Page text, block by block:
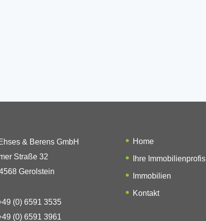
& Berens GmbH
Straße 32
Gerolstein
(0) 6591 3535
(0) 6591 3961
Home
Ihre Immobilienprofis
Immobilien
Kontakt